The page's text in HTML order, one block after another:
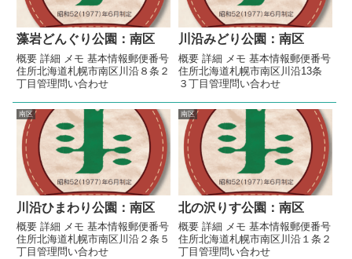
藻岩どんぐり公園：南区
概要 詳細 メモ 基本情報郵便番号
住所北海道札幌市南区川沿８条２
丁目管理問い合わせ
川沿みどり公園：南区
概要 詳細 メモ 基本情報郵便番号
住所北海道札幌市南区川沿13条
３丁目管理問い合わせ
南区
川沿ひまわり公園：南区
概要 詳細 メモ 基本情報郵便番号
住所北海道札幌市南区川沿２条５
丁目管理問い合わせ
南区
北の沢りす公園：南区
概要 詳細 メモ 基本情報郵便番号
住所北海道札幌市南区川沿１条２
丁目管理問い合わせ